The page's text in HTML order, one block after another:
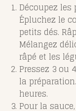
Découpez
Épluchez le
petits dés.
Mélangez
râpé et les
Pressez 3 ou
la
heures.
Pour la